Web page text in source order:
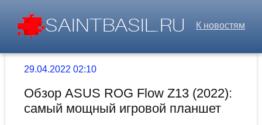
К новостям
29.04.2022 02:10
Обзор ASUS ROG Flow Z13 (2022):
самый мощный игровой планшет